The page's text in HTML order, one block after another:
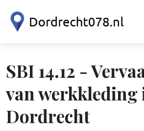
SBI 14.12 -
van werkkleding
Dordrecht